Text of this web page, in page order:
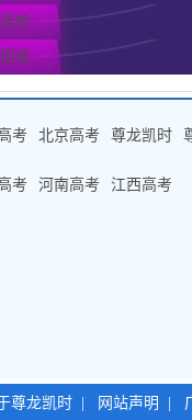
检...
收...
考 北京高考 尊龙凯时
考 河南高考 江西高考
尊龙凯时 网站声明